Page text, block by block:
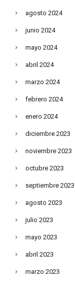
agosto 2024
junio 2024
mayo 2024
abril 2024
marzo 2024
febrero 2024
enero 2024
diciembre 2023
noviembre 2023
octubre 2023
septiembre 2023
agosto 2023
julio 2023
mayo 2023
abril 2023
marzo 2023